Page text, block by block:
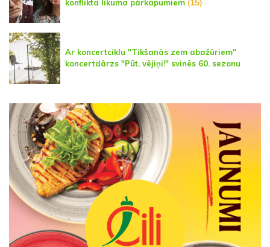
konflikta likuma pārkāpumiem (15)
Ar koncertciklu "Tikšanās zem abažūriem"
koncertdārzs "Pūt, vējiņi!" svinēs 60. sezonu